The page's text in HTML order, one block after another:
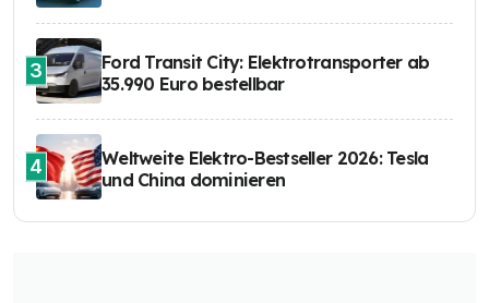
3
Ford Transit City: Elektrotransporter ab
35.990 Euro bestellbar
4
Weltweite Elektro-Bestseller 2026: Tesla
und China dominieren